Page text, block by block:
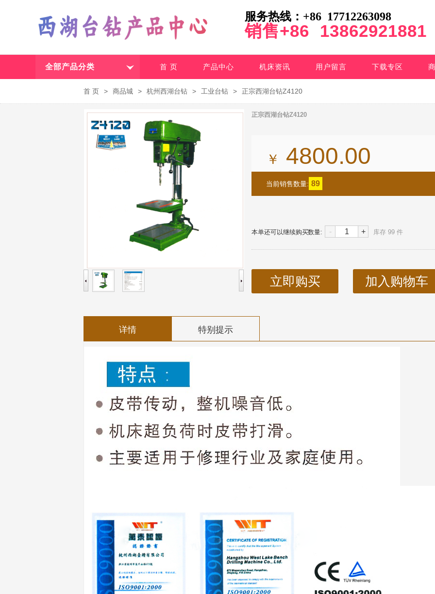
服务热线：+86 17712263098
销售+86 13862921881
全部产品分类 首 页 产品中心 机床资讯 用户留言 下载专区
首 页 > 商品城 > 杭州西湖台钻 > 工业台钻 > 正宗西湖台钻Z4120
正宗西湖台钻Z4120
￥ 4800.00
当前销售数量: 89
本单还可以继续购买数量: - + 库存 99 件
立即购买 加入购物车
详情 特别提示